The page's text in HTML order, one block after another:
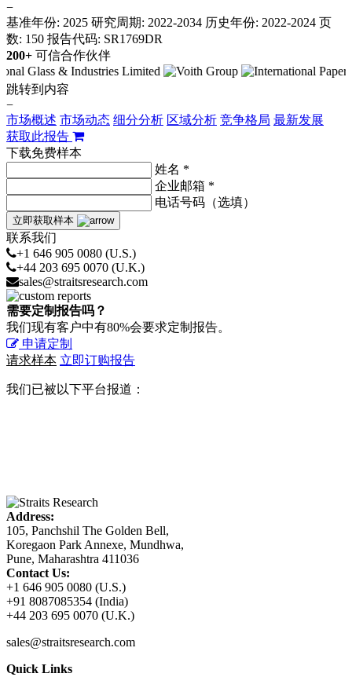
−
基准年份: 2025 研究周期: 2022-2034 历史年份: 2022-2024 页
数: 150 报告代码: SR1769DR
200+ 可信合作伙伴
跳转到内容
−
市场概述 市场动态 细分分析 区域分析 竞争格局 最新发展
获取此报告
下载免费样本
姓名 *
企业邮箱 *
电话号码（选填）
立即获取样本
联系我们
+1 646 905 0080 (U.S.)
+44 203 695 0070 (U.K.)
sales@straitsresearch.com
需要定制报告吗？
我们现有客户中有80%会要求定制报告。
申请定制
请求样本 立即订购报告
我们已被以下平台报道：
Address:
105, Panchshil The Golden Bell,
Koregaon Park Annexe, Mundhwa,
Pune, Maharashtra 411036
Contact Us:
+1 646 905 0080 (U.S.)
+91 8087085354 (India)
+44 203 695 0070 (U.K.)
sales@straitsresearch.com
Quick Links